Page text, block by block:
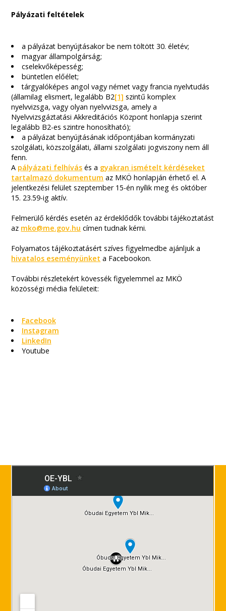
Pályázati feltételek
a pályázat benyújtásakor be nem töltött 30. életév;
magyar állampolgárság;
cselekvőképesség;
büntetlen előélet;
tárgyalóképes angol vagy német vagy francia nyelvtudás
(államilag elismert, legalább B2[1] szintű komplex
nyelvvizsga, vagy olyan nyelvvizsga, amely a
Nyelvvizsgáztatási Akkreditációs Központ honlapja szerint
legalább B2-es szintre honosítható);
a pályázat benyújtásának időpontjában kormányzati
szolgálati, közszolgálati, állami szolgálati jogviszony nem áll
fenn.
A pályázati felhívás és a gyakran ismételt kérdéseket
tartalmazó dokumentum az MKÖ honlapján érhető el. A
jelentkezési felület szeptember 15-én nyílik meg és október
15. 23.59-ig aktív.
Felmerülő kérdés esetén az érdeklődők további tájékoztatást
az mko@me.gov.hu címen tudnak kérni.
Folyamatos tájékoztatásért szíves figyelmedbe ajánljuk a
hivatalos eseményünket a Facebookon.
További részletekért kövessék figyelemmel az MKÖ
közösségi média felületeit:
Facebook
Instagram
LinkedIn
Youtube